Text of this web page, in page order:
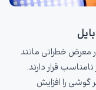
معرض خطراتی مانند
قرار دارند.
گوشی را افزایش